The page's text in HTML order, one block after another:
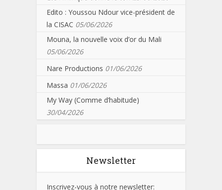
Edito : Youssou Ndour vice-président de
la CISAC 05/06/2026
Mouna, la nouvelle voix d’or du Mali
05/06/2026
Nare Productions 01/06/2026
Massa 01/06/2026
My Way (Comme d’habitude)
30/04/2026
Newsletter
Inscrivez-vous à notre newsletter: